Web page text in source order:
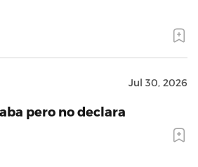
Jul 30, 2026
pero no declara